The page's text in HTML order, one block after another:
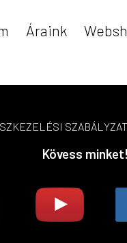
Áraink
SZABÁLYZAT
Kövess minket!